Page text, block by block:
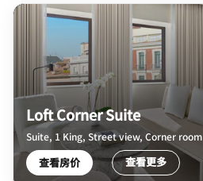
Loft Corner Suite
Suite, 1 King, Street view, Corner room
查看房价 查看更多